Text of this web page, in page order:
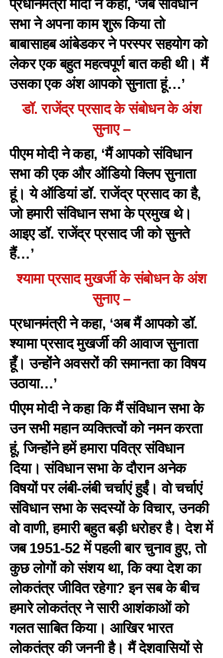
प्रधानमंत्री मोदी ने कहा, ‘जब संविधान
सभा ने अपना काम शुरू किया तो
बाबासाहब आंबेडकर ने परस्पर सहयोग को
लेकर एक बहुत महत्वपूर्ण बात कही थी। मैं
उसका एक अंश आपको सुनाता हूं…’
डॉ. राजेंद्र प्रसाद के संबोधन के अंश
सुनाए –
पीएम मोदी ने कहा, ‘मैं आपको संविधान
सभा की एक और ऑडियो क्लिप सुनाता
हूं। ये ऑडियां डॉ. राजेंद्र प्रसाद का है,
जो हमारी संविधान सभा के प्रमुख थे।
आइए डॉ. राजेंद्र प्रसाद जी को सुनते
हैं…’
श्यामा प्रसाद मुखर्जी के संबोधन के अंश
सुनाए –
प्रधानमंत्री ने कहा, ‘अब मैं आपको डॉ.
श्यामा प्रसाद मुखर्जी की आवाज सुनाता
हूँ। उन्होंने अवसरों की समानता का विषय
उठाया…’
पीएम मोदी ने कहा कि मैं संविधान सभा के
उन सभी महान व्यक्तित्वों को नमन करता
हूं, जिन्होंने हमें हमारा पवित्र संविधान
दिया। संविधान सभा के दौरान अनेक
विषयों पर लंबी-लंबी चर्चाएं हुईं। वो चर्चाएं
संविधान सभा के सदस्यों के विचार, उनकी
वो वाणी, हमारी बहुत बड़ी धरोहर है। देश में
जब 1951-52 में पहली बार चुनाव हुए, तो
कुछ लोगों को संशय था, कि क्या देश का
लोकतंत्र जीवित रहेगा? इन सब के बीच
हमारे लोकतंत्र ने सारी आशंकाओं को
गलत साबित किया। आखिर भारत
लोकतंत्र की जननी है। मैं देशवासियों से